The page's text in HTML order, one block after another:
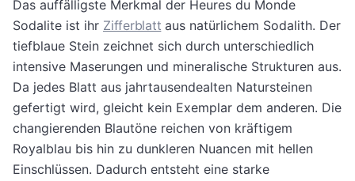
Das auffälligste Merkmal der Heures du Monde
Sodalite ist ihr Zifferblatt aus natürlichem Sodalith. Der
tiefblaue Stein zeichnet sich durch unterschiedlich
intensive Maserungen und mineralische Strukturen aus.
Da jedes Blatt aus jahrtausendealten Natursteinen
gefertigt wird, gleicht kein Exemplar dem anderen. Die
changierenden Blautöne reichen von kräftigem
Royalblau bis hin zu dunkleren Nuancen mit hellen
Einschlüssen. Dadurch entsteht eine starke